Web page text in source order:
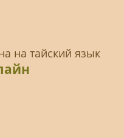
на тайский язык